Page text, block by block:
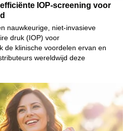
IOP-screening voor
nauwkeurige, niet-invasieve
druk (IOP) voor
de klinische voordelen ervan en
wereldwijd deze